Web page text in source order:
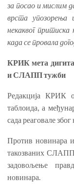
за посао и мислим
врста упозорења
некаквог
када се провала
КРИК мета
и СЛАПП тужби
Редакција КРИК
таблоида, а
сада реаговале
Против новинара
такозваних
задовољење
новинара.